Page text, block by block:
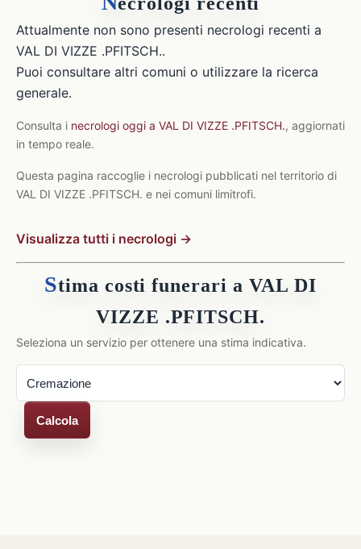
Attualmente non sono presenti necrologi recenti a
VAL DI VIZZE .PFITSCH..
Puoi consultare altri comuni o utilizzare la ricerca
generale.
Consulta i necrologi oggi a VAL DI VIZZE .PFITSCH., aggiornati
in tempo reale.
Questa pagina raccoglie i necrologi pubblicati nel territorio di
VAL DI VIZZE .PFITSCH. e nei comuni limitrofi.
Visualizza tutti i necrologi →
Stima costi funerari a VAL DI
VIZZE .PFITSCH.
Seleziona un servizio per ottenere una stima indicativa.
Calcola